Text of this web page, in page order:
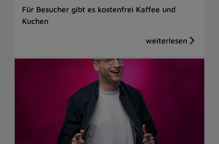
Für Besucher gibt es kostenfrei Kaffee und
Kuchen